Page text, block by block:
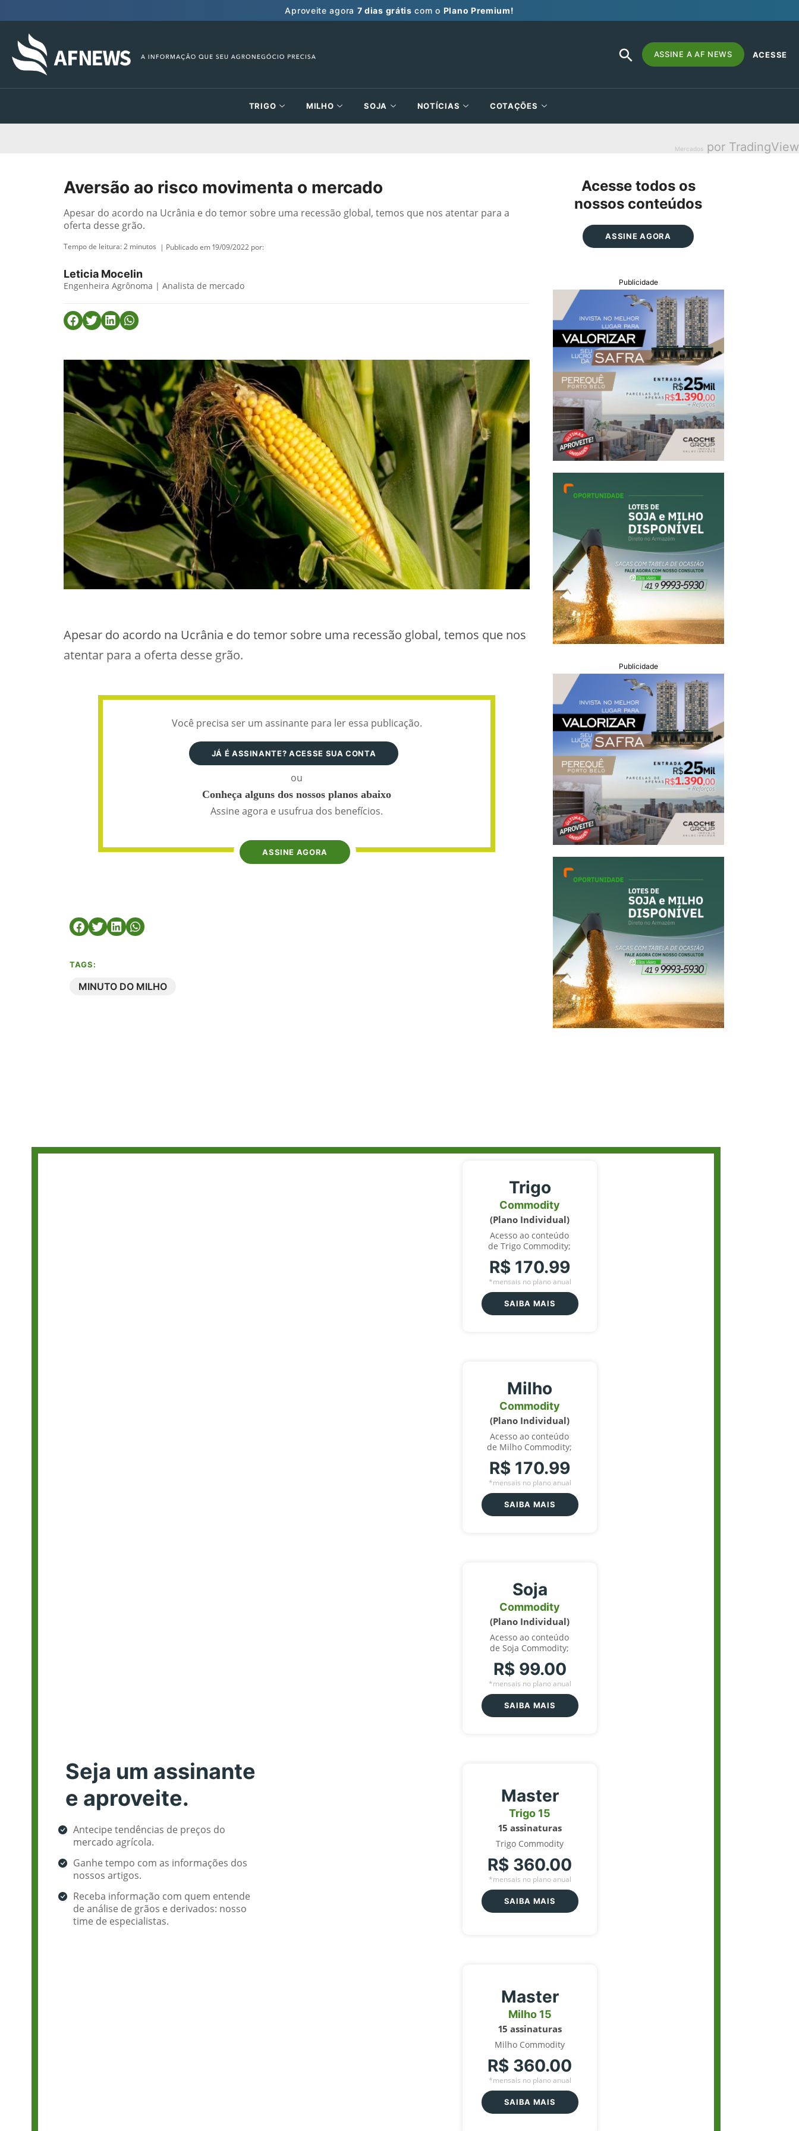
Aproveite agora 7 dias grátis com o Plano Premium!
Search
for:
SEARCH
BUTTON
ASSINE A AF NEWS ACESSE
TRIGO MILHO SOJA NOTÍCIAS COTAÇÕES
Mercados por TradingView
Aversão ao risco movimenta o mercado
Apesar do acordo na Ucrânia e do temor sobre uma recessão global, temos que nos atentar para a
oferta desse grão.
Tempo de leitura:2 minutos | Publicado em 19/09/2022 por:
Leticia Mocelin
Engenheira Agrônoma | Analista de mercado
Apesar do acordo na Ucrânia e do temor sobre uma recessão global, temos que nos
atentar para a oferta desse grão.
Você precisa ser um assinante para ler essa publicação.
JÁ É ASSINANTE? ACESSE SUA CONTA
ou
Conheça alguns dos nossos planos abaixo
Assine agora e usufrua dos benefícios.
ASSINE AGORA
TAGS:
MINUTO DO MILHO
Acesse todos os
nossos conteúdos
ASSINE AGORA
Publicidade
Publicidade
Seja um assinante
e aproveite.
Antecipe tendências de preços do
mercado agrícola.
Ganhe tempo com as informações dos
nossos artigos.
Receba informação com quem entende
de análise de grãos e derivados: nosso
time de especialistas.
Trigo
Commodity
(Plano Individual)
Acesso ao conteúdo
de Trigo Commodity;
R$ 170.99
*mensais no plano anual
SAIBA MAIS
Milho
Commodity
(Plano Individual)
Acesso ao conteúdo
de Milho Commodity;
R$ 170.99
*mensais no plano anual
SAIBA MAIS
Soja
Commodity
(Plano Individual)
Acesso ao conteúdo
de Soja Commodity;
R$ 99.00
*mensais no plano anual
SAIBA MAIS
Master
Trigo 15
15 assinaturas
Trigo Commodity
R$ 360.00
*mensais no plano anual
SAIBA MAIS
Master
Milho 15
15 assinaturas
Milho Commodity
R$ 360.00
*mensais no plano anual
SAIBA MAIS